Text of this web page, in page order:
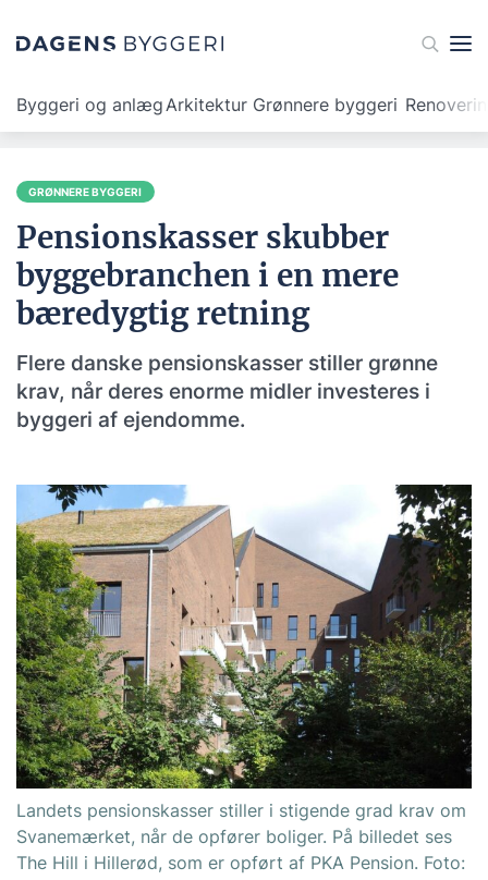
Byggeri og anlægArkitektur Grønnere byggeri
GRØNNERE BYGGERI
Pensionskasser skubber
byggebranchen i en mere
bæredygtig retning
Flere danske pensionskasser stiller grønne
krav, når deres enorme midler investeres i
byggeri af ejendomme.
Landets pensionskasser stiller i stigende grad krav om
Svanemærket, når de opfører boliger. På billedet ses
The Hill i Hillerød, som er opført af PKA Pension. Foto: